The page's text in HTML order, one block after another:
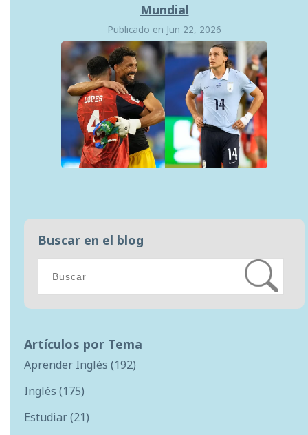
Mundial
Publicado en Jun 22, 2026
Buscar en el blog
Artículos por Tema
Aprender Inglés (192)
Inglés (175)
Estudiar(21)